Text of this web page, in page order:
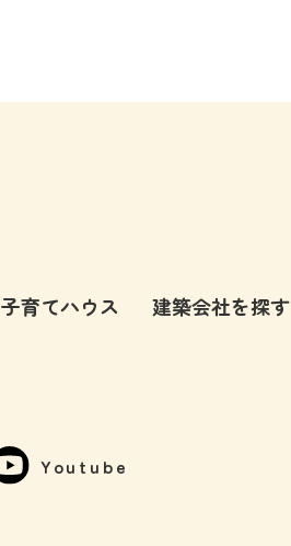
子育てハウス 建築会社を探す
Youtube